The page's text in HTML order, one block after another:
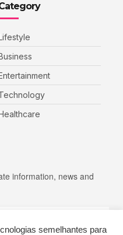
information, news and
semelhantes para